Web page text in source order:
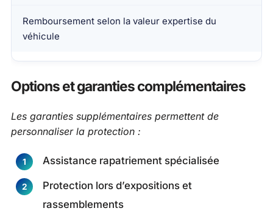
Remboursement selon la valeur expertise du
véhicule
Options et garanties complémentaires
Les garanties supplémentaires permettent de
personnaliser la protection :
Assistance rapatriement spécialisée
Protection lors d’expositions et
rassemblements